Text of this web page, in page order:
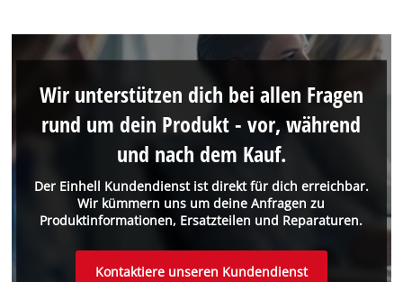
Der Einhell Kundendienst ist direkt für dich erreichbar.
Wir kümmern uns um deine Anfragen zu
Produktinformationen, Ersatzteilen und Reparaturen.
Wir unterstützen dich bei allen Fragen
rund um dein Produkt - vor, während
und nach dem Kauf.
Kontaktiere unseren Kundendienst